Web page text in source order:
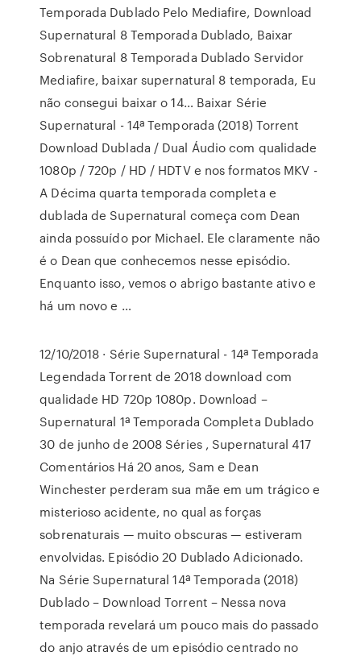
Temporada Dublado Pelo Mediafire, Download
Supernatural 8 Temporada Dublado, Baixar
Sobrenatural 8 Temporada Dublado Servidor
Mediafire, baixar supernatural 8 temporada, Eu
não consegui baixar o 14… Baixar Série
Supernatural - 14ª Temporada (2018) Torrent
Download Dublada / Dual Áudio com qualidade
1080p / 720p / HD / HDTV e nos formatos MKV -
A Décima quarta temporada completa e
dublada de Supernatural começa com Dean
ainda possuído por Michael. Ele claramente não
é o Dean que conhecemos nesse episódio.
Enquanto isso, vemos o abrigo bastante ativo e
há um novo e …
12/10/2018 · Série Supernatural - 14ª Temporada
Legendada Torrent de 2018 download com
qualidade HD 720p 1080p. Download –
Supernatural 1ª Temporada Completa Dublado
30 de junho de 2008 Séries , Supernatural 417
Comentários Há 20 anos, Sam e Dean
Winchester perderam sua mãe em um trágico e
misterioso acidente, no qual as forças
sobrenaturais — muito obscuras — estiveram
envolvidas. Episódio 20 Dublado Adicionado.
Na Série Supernatural 14ª Temporada (2018)
Dublado – Download Torrent – Nessa nova
temporada revelará um pouco mais do passado
do anjo através de um episódio centrado no